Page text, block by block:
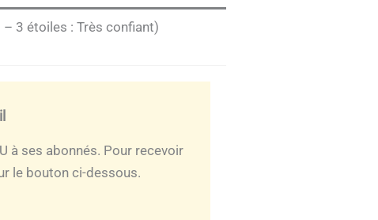
3 étoiles : Très confiant)
à ses abonnés. Pour recevoir
le bouton ci-dessous.